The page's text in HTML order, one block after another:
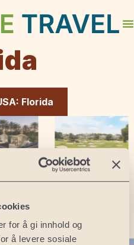
for å gi innhold og
å levere sosiale
Florida